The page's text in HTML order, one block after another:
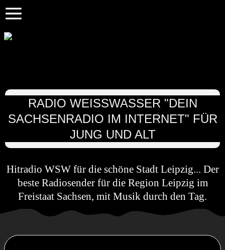
RADIO WEISSWASSER "DEIN S
ACHSENRADIO IM INTERNET" FÜR J
UNG UND ALT
Hitradio WSW für die schöne Stadt Leipzig... Der
beste Radiosender für die Region Leipzig im
Freistaat Sachsen, mit Musik durch den Tag.